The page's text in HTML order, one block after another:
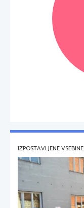
IZPOSTAVLJENE VSEBINE